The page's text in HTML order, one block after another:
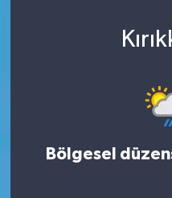
Bölgesel